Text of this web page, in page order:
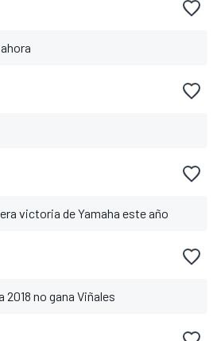
victoria de Yamaha este año
2018 no gana Viñales